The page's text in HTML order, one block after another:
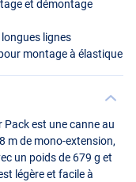
et démontage
lignes
montage à élastique
Pack est une canne au
m de mono-extension,
un poids de 679 g et
légère et facile à